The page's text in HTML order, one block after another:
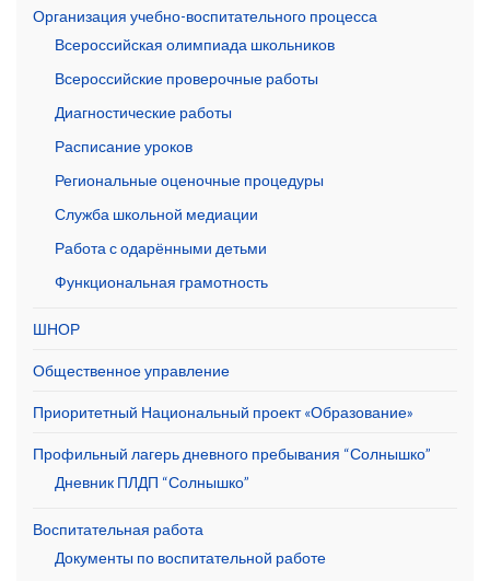
Организация учебно-воспитательного процесса
Всероссийская олимпиада школьников
Всероссийские проверочные работы
Диагностические работы
Расписание уроков
Региональные оценочные процедуры
Служба школьной медиации
Работа с одарёнными детьми
Функциональная грамотность
ШНОР
Общественное управление
Приоритетный Национальный проект «Образование»
Профильный лагерь дневного пребывания “Солнышко”
Дневник ПЛДП “Солнышко”
Воспитательная работа
Документы по воспитательной работе